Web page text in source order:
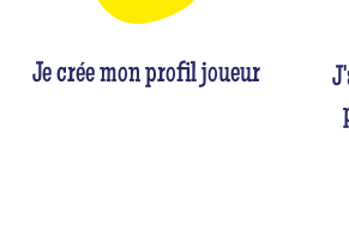
Je crée mon profil joueur